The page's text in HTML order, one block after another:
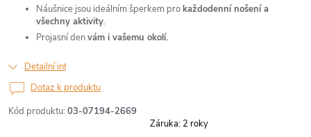
Kód produktu: 03-07194-2669
Náušnice jsou ideálním šperkem prokaždodenní nošení a
všechny aktivity.
Projasní denvám i vašemu okolí.
Detailní informace
Dotaz k produktu
Záruka: 2 roky